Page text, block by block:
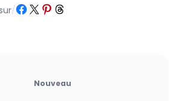
/Partager sur Facebook
Partager sur X Partager sur Pinterest
Partager sur Threads
Nouveau